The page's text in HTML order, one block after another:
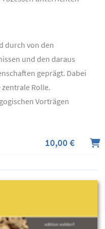
durch von den
und den daraus
geprägt. Dabei
Rolle.
Vorträgen
10,00 €